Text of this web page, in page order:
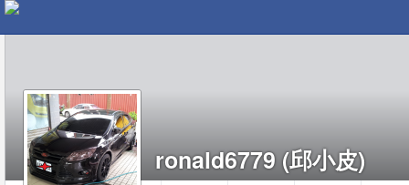
ronald6779 (邱小皮)